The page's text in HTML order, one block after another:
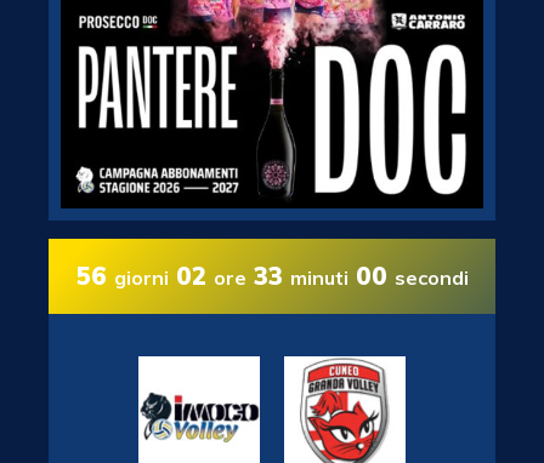
56 giorni 02 ore 33 minuti 00 secondi